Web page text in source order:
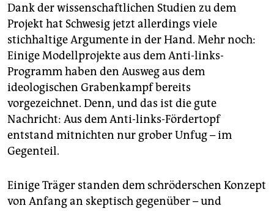
Dank der wissenschaftlichen Studien zu dem
Projekt hat Schwesig jetzt allerdings viele
stichhaltige Argumente in der Hand. Mehr noch:
Einige Modellprojekte aus dem Anti-links-
Programm haben den Ausweg aus dem
ideologischen Grabenkampf bereits
vorgezeichnet. Denn, und das ist die gute
Nachricht: Aus dem Anti-links-Fördertopf
entstand mitnichten nur grober Unfug – im
Gegenteil.
Einige Träger standen dem schröderschen Konzept
von Anfang an skeptisch gegenüber – und